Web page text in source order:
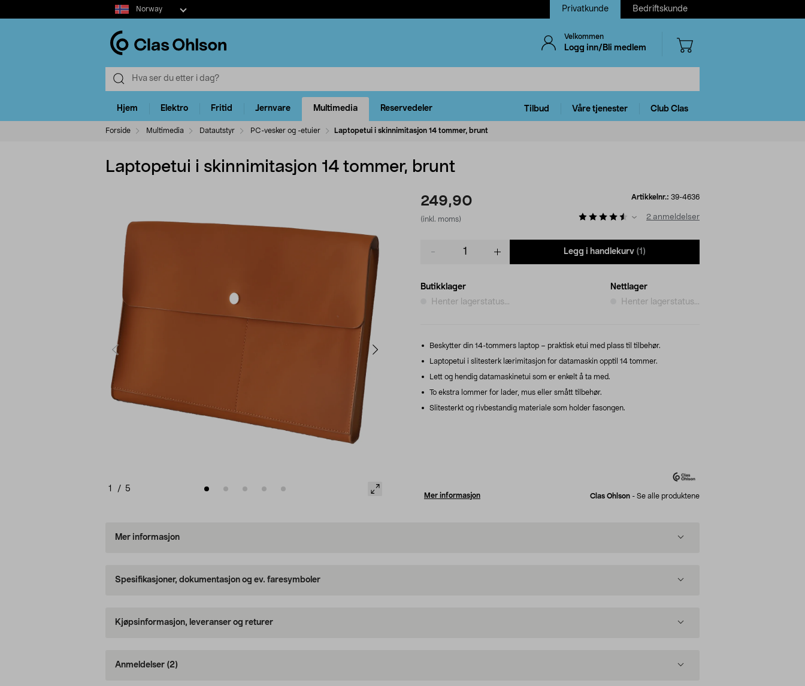
Select
market
Norway Privatkunde Bedriftskunde
Velkommen
Logg inn/Bli medlem
Hjem Elektro Fritid Jernvare Multimedia Reservedeler Tilbud Våre tjenester Club Clas
Forside Multimedia Datautstyr PC-vesker og -etuier Laptopetui i skinnimitasjon 14 tommer, brunt
Laptopetui i skinnimitasjon 14 tommer, brunt
1 / 5
249,90
(inkl. moms)
Artikkelnr.: 39-4636
2 anmeldelser
Legg i handlekurv (1)
Butikklager
Henter lagerstatus...
Nettlager
Henter lagerstatus...
Beskytter din 14-tommers laptop – praktisk etui med plass til tilbehør.
Laptopetui i slitesterk lærimitasjon for datamaskin opptil 14 tommer.
Lett og hendig datamaskinetui som er enkelt å ta med.
To ekstra lommer for lader, mus eller smått tilbehør.
Slitesterkt og rivbestandig materiale som holder fasongen.
Mer informasjon Clas Ohlson - Se alle produktene
Mer informasjon
Spesifikasjoner, dokumentasjon og ev. faresymboler
Kjøpsinformasjon, leveranser og returer
Anmeldelser (2)